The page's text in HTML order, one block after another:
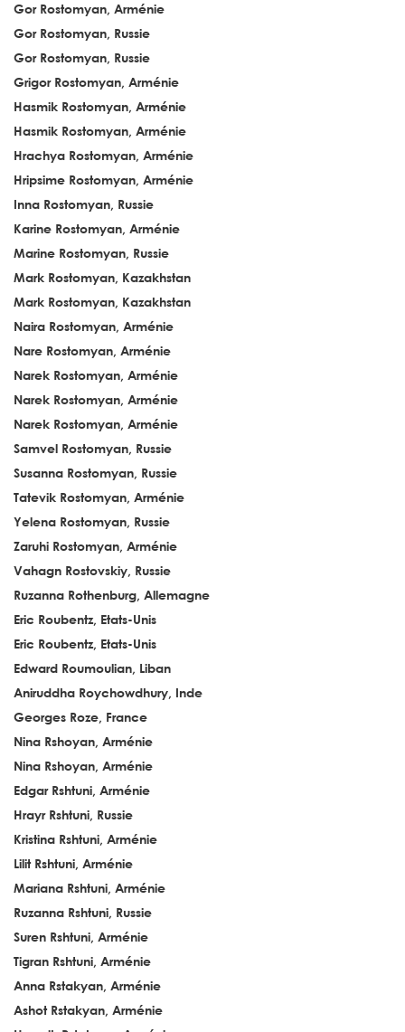
Gor Rostomyan, Arménie
Gor Rostomyan, Russie
Gor Rostomyan, Russie
Grigor Rostomyan, Arménie
Hasmik Rostomyan, Arménie
Hasmik Rostomyan, Arménie
Hrachya Rostomyan, Arménie
Hripsime Rostomyan, Arménie
Inna Rostomyan, Russie
Karine Rostomyan, Arménie
Marine Rostomyan, Russie
Mark Rostomyan, Kazakhstan
Mark Rostomyan, Kazakhstan
Naira Rostomyan, Arménie
Nare Rostomyan, Arménie
Narek Rostomyan, Arménie
Narek Rostomyan, Arménie
Narek Rostomyan, Arménie
Samvel Rostomyan, Russie
Susanna Rostomyan, Russie
Tatevik Rostomyan, Arménie
Yelena Rostomyan, Russie
Zaruhi Rostomyan, Arménie
Vahagn Rostovskiy, Russie
Ruzanna Rothenburg, Allemagne
Eric Roubentz, Etats-Unis
Eric Roubentz, Etats-Unis
Edward Roumoulian, Liban
Aniruddha Roychowdhury, Inde
Georges Roze, France
Nina Rshoyan, Arménie
Nina Rshoyan, Arménie
Edgar Rshtuni, Arménie
Hrayr Rshtuni, Russie
Kristina Rshtuni, Arménie
Lilit Rshtuni, Arménie
Mariana Rshtuni, Arménie
Ruzanna Rshtuni, Russie
Suren Rshtuni, Arménie
Tigran Rshtuni, Arménie
Anna Rstakyan, Arménie
Ashot Rstakyan, Arménie